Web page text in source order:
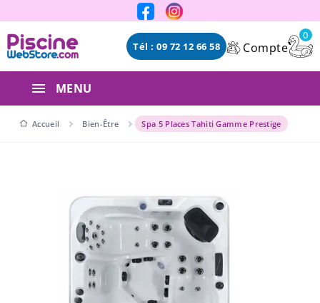
Panneau de gestion des cookies
Tél : 09 72 12 66 58 Compte
0
MENU
Accueil Bien-Être Spa 5 Places Tahiti Gamme Prestige